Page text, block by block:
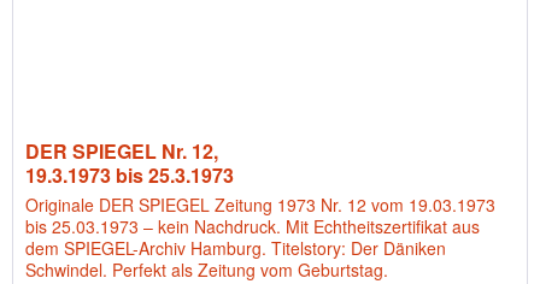
DER SPIEGEL Nr. 12,
19.3.1973 bis 25.3.1973
Originale DER SPIEGEL Zeitung 1973 Nr. 12 vom 19.03.1973
bis 25.03.1973 – kein Nachdruck. Mit Echtheitszertifikat aus
dem SPIEGEL-Archiv Hamburg. Titelstory: Der Däniken
Schwindel. Perfekt als Zeitung vom Geburtstag.